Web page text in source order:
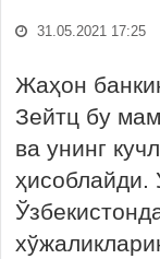
31.05.2021 17:25
Жаҳон
Зейтц бу
ва унинг
ҳисоблайди.